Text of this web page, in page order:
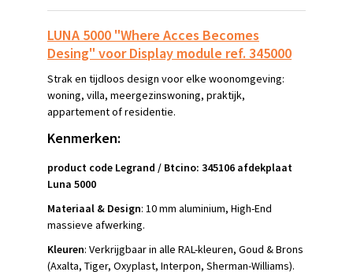
LUNA 5000 "Where Acces Becomes
Desing" voor Display module ref. 345000
Strak en tijdloos design voor elke woonomgeving:
woning, villa, meergezinswoning, praktijk,
appartement of residentie.
Kenmerken:
product code Legrand / Btcino: 345106 afdekplaat
Luna 5000
Materiaal & Design: 10 mm aluminium, High-End
massieve afwerking.
Kleuren: Verkrijgbaar in alle RAL-kleuren, Goud & Brons
(Axalta, Tiger, Oxyplast, Interpon, Sherman-Williams).